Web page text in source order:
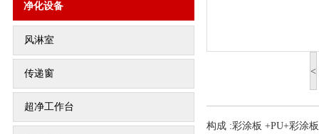
净化设备
风淋室
传递窗
超净工作台
<
构成 :彩涂板 +PU+彩涂